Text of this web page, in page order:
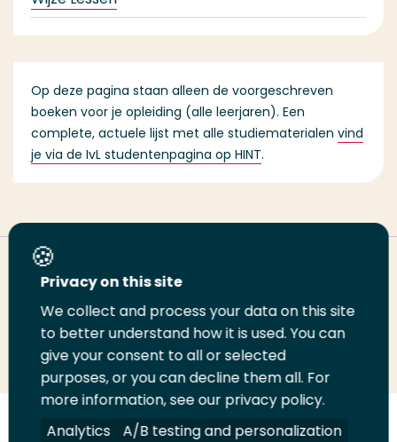
Op deze pagina staan alleen de voorgeschreven
boeken voor je opleiding (alle leerjaren). Een
complete, actuele lijst met alle studiematerialen vind
je via de IvL studentenpagina op HINT.
Deel deze pagina
Deel
LinkedIn
Deel
op
Twitter
Deel
op
Facebook
Email
deze
pagina
Print
deze
pagina
VolgVolgVolgVolg
Privacy on this site
We collect and process your data on this site
to better understand how it is used. You can
give your consent to all or selected
purposes, or you can decline them all. For
more information, see our privacy policy.
Analytics
A/B testing and personalization